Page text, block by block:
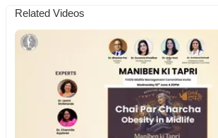
Related Videos